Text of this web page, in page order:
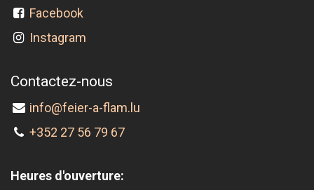
Facebook
Instagram
Contactez-nous
info@feier-a-flam.lu
+352 27 56 79 67
Heures d'ouverture: